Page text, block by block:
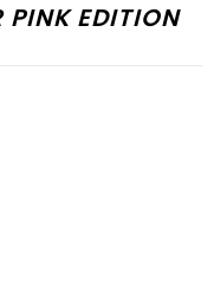
PINK EDITION